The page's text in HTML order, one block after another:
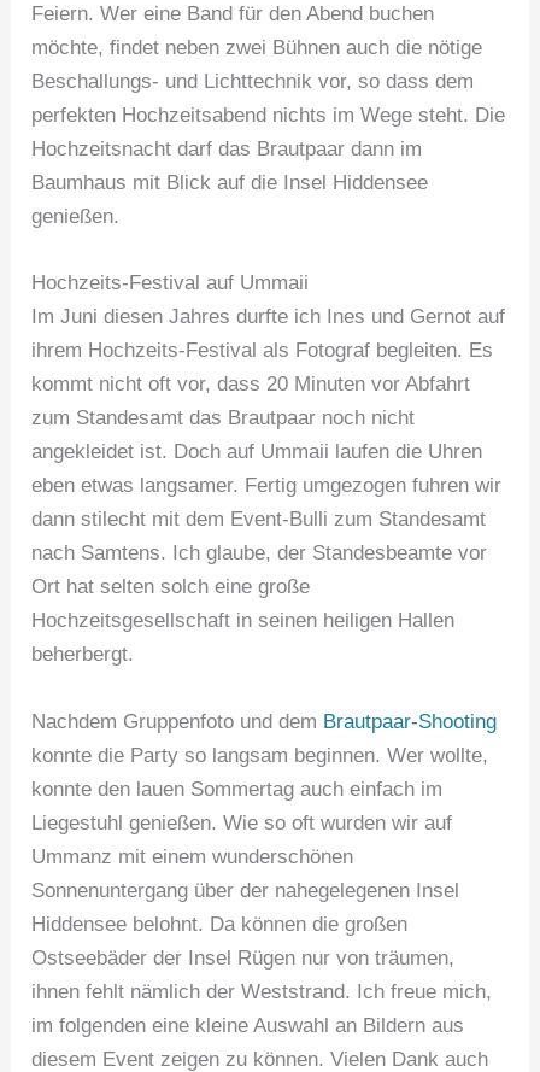
Feiern. Wer eine Band für den Abend buchen
möchte, findet neben zwei Bühnen auch die nötige
Beschallungs- und Lichttechnik vor, so dass dem
perfekten Hochzeitsabend nichts im Wege steht. Die
Hochzeitsnacht darf das Brautpaar dann im
Baumhaus mit Blick auf die Insel Hiddensee
genießen.
Hochzeits-Festival auf Ummaii
Im Juni diesen Jahres durfte ich Ines und Gernot auf
ihrem Hochzeits-Festival als Fotograf begleiten. Es
kommt nicht oft vor, dass 20 Minuten vor Abfahrt
zum Standesamt das Brautpaar noch nicht
angekleidet ist. Doch auf Ummaii laufen die Uhren
eben etwas langsamer. Fertig umgezogen fuhren wir
dann stilecht mit dem Event-Bulli zum Standesamt
nach Samtens. Ich glaube, der Standesbeamte vor
Ort hat selten solch eine große
Hochzeitsgesellschaft in seinen heiligen Hallen
beherbergt.
Nachdem Gruppenfoto und dem Brautpaar-Shooting
konnte die Party so langsam beginnen. Wer wollte,
konnte den lauen Sommertag auch einfach im
Liegestuhl genießen. Wie so oft wurden wir auf
Ummanz mit einem wunderschönen
Sonnenuntergang über der nahegelegenen Insel
Hiddensee belohnt. Da können die großen
Ostseebäder der Insel Rügen nur von träumen,
ihnen fehlt nämlich der Weststrand. Ich freue mich,
im folgenden eine kleine Auswahl an Bildern aus
diesem Event zeigen zu können. Vielen Dank auch